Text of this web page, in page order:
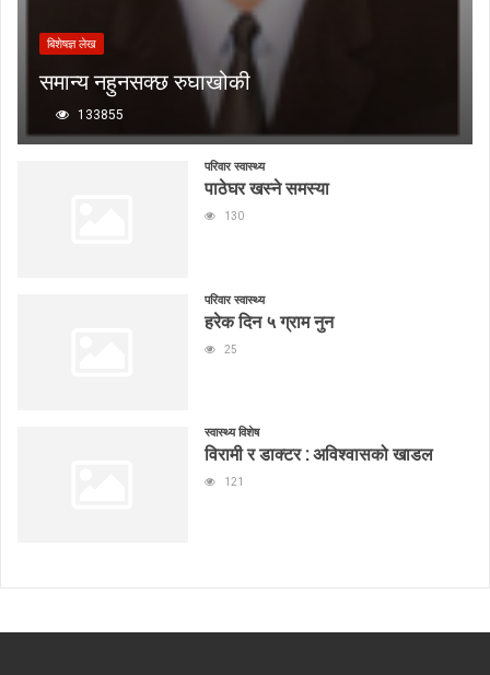
बिशेषज्ञ लेख
समान्य नहुनसक्छ रुघाखोकी
133855
परिवार स्वास्थ्य
पाठेघर खस्ने समस्या
130
परिवार स्वास्थ्य
हरेक दिन ५ ग्राम नुन
25
स्वास्थ्य विशेष
विरामी र डाक्टर : अविश्वासको खाडल
121